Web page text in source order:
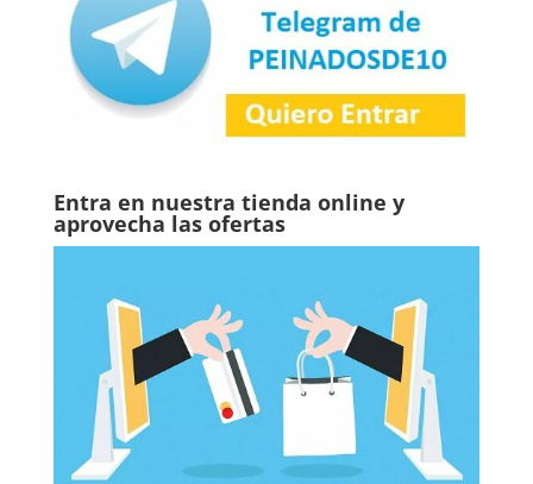
Entra en nuestra tienda online y
aprovecha las ofertas